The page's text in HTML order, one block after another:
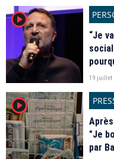
player2
“Je
19 juillet
player2
"Je
par